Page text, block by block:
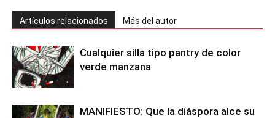
Artículos relacionados Más del autor
Cualquier silla tipo pantry de color
verde manzana
MANIFIESTO: Que la diáspora alce su